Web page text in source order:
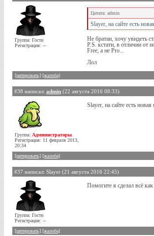
Группа: Гости
Регистрация: --
Цитата: admin
Slayer, на сайте есть
Не братан, хочу увидеть
P.S. кстати, в отличии от
Free, а не Pro...
Лол
[цитировать] [жалоба]
#38 написал: admin (22 августа 2016 08:33)
Группа: Администраторы
Регистрация: 11 февраля 2013,
20:34
Slayer, на сайте есть новая
[цитировать] [жалоба]
#37 написал: Slayer (21 августа 2016 22:45)
Группа: Гости
Регистрация: --
Помогите я сделал всё
[цитировать] [жалоба]